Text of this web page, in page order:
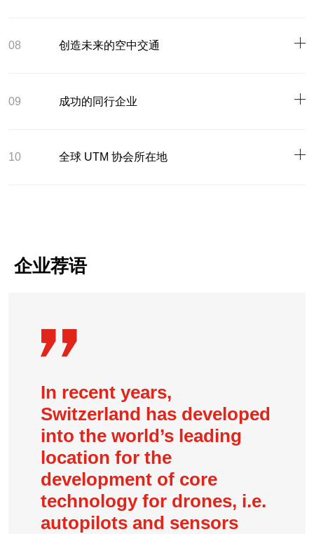
08 创造未来的空中交通
09 成功的同行企业
10 全球 UTM 协会所在地
企业荐语
In recent years,
Switzerland has developed
into the world’s leading
location for the
development of core
technology for drones, i.e.
autopilots and sensors